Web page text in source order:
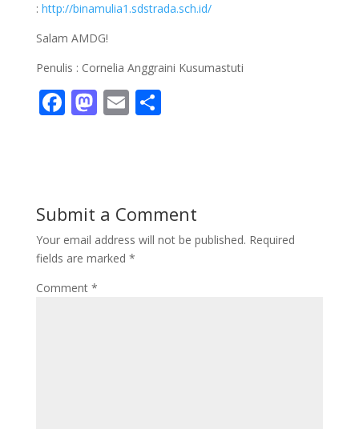
: http://binamulia1.sdstrada.sch.id/
Salam AMDG!
Penulis : Cornelia Anggraini Kusumastuti
F
o
o
k
M
o
n
E S
Submit a Comment
Your email address will not be published. Required
fields are marked *
Comment *